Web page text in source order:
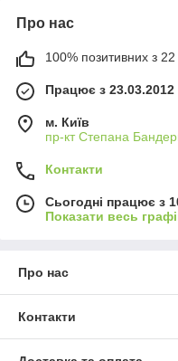
Про нас
100% позитивних з 22
Працює з 23.03.2012
м. Київ
пр-кт Степана
Контакти
Сьогодні працює з
Показати весь
Про нас
Контакти